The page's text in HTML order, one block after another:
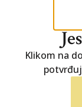
Klikom na